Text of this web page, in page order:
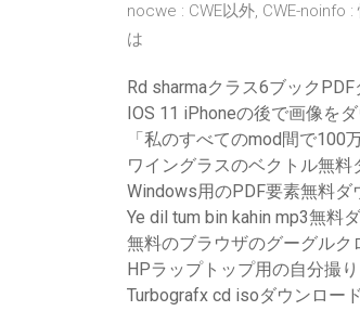
nocwe : CWE以外, CWE-noinfo
は
Rd sharmaクラス6ブック
IOS 11 iPhoneの後で画像を
「私のすべてのmod間で100
ワイングラスのベクトル無料
Windows用のPDF要素無料ダ
Ye dil tum bin kahin mp3無料
無料のブラウザのグーグルク
HPラップトップ用の自分撮
Turbografx cd isoダウンロード